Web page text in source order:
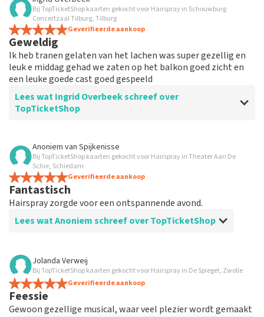
Bij TopTicketShop kaarten gekocht voor Hairspray in Schouwburg
Concertzaal Tilburg, Tilburg
Geverifieerde aankoop
Geweldig
Ik heb tranen gelaten van het lachen was super gezellig en
leuk e middag gehad we zaten op het balkon goed zicht en
een leuke goede cast goed gespeeld
Lees wat Ingrid Overbeek schreef over
TopTicketShop
Beoordeling van Ingrid Overbeek over
Goed
Goed
Anoniem van Spijkenisse
Bij TopTicketShop kaarten gekocht voor Hairspray in Theater Aan De
Schie, Schiedam
Geverifieerde aankoop
Fantastisch
Hairspray zorgde voor een ontspannende avond.
Lees wat Anoniem schreef over TopTicketShop
Beoordeling van Anoniem over
Tevreden
Jolanda Verweij
Bij TopTicketShop kaarten gekocht voor Hairspray in De Spiegel, Zwolle
Geverifieerde aankoop
Feessie
Gewoon gezellige musical, waar veel plezier wordt gemaakt